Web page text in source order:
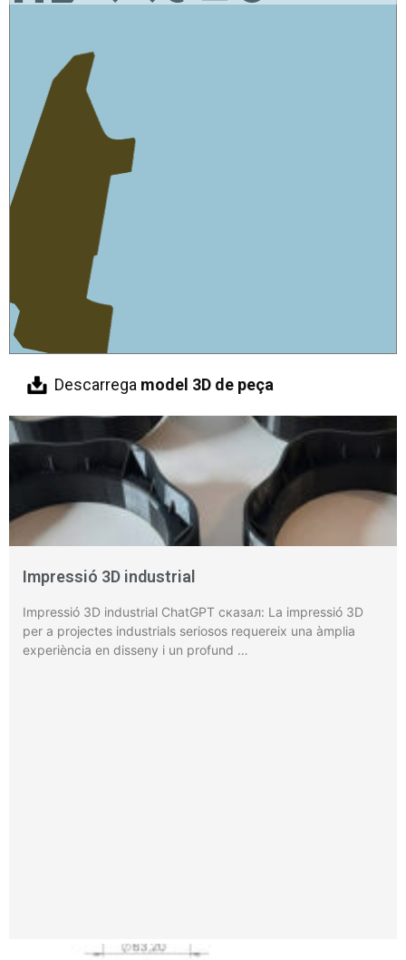
Descarrega model 3D de peça
Impressió 3D industrial
Impressió 3D industrial ChatGPT сказал: La impressió 3D
per a projectes industrials seriosos requereix una àmplia
experiència en disseny i un profund …